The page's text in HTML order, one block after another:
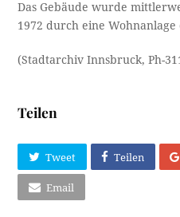
Das Gebäude wurde
1972 durch eine Wohnanlage
(Stadtarchiv Innsbruck, Ph-
Teilen
Tweet Teilen
Email